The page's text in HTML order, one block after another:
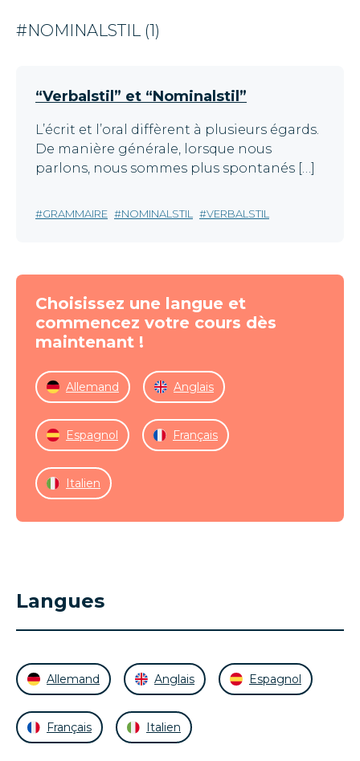
#NOMINALSTIL (1)
“Verbalstil” et “Nominalstil”
L’écrit et l’oral diffèrent à plusieurs égards.
De manière générale, lorsque nous
parlons, nous sommes plus spontanés […]
GRAMMAIRE NOMINALSTIL VERBALSTIL
Choisissez une langue et
commencez votre cours dès
maintenant !
Allemand Anglais
Espagnol Français
Italien
Langues
Allemand Anglais Espagnol
Français Italien